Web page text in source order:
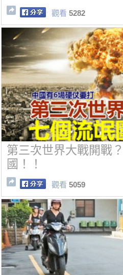
觀看 5282
第三次世界大戰開戰
國！！
觀看 5059